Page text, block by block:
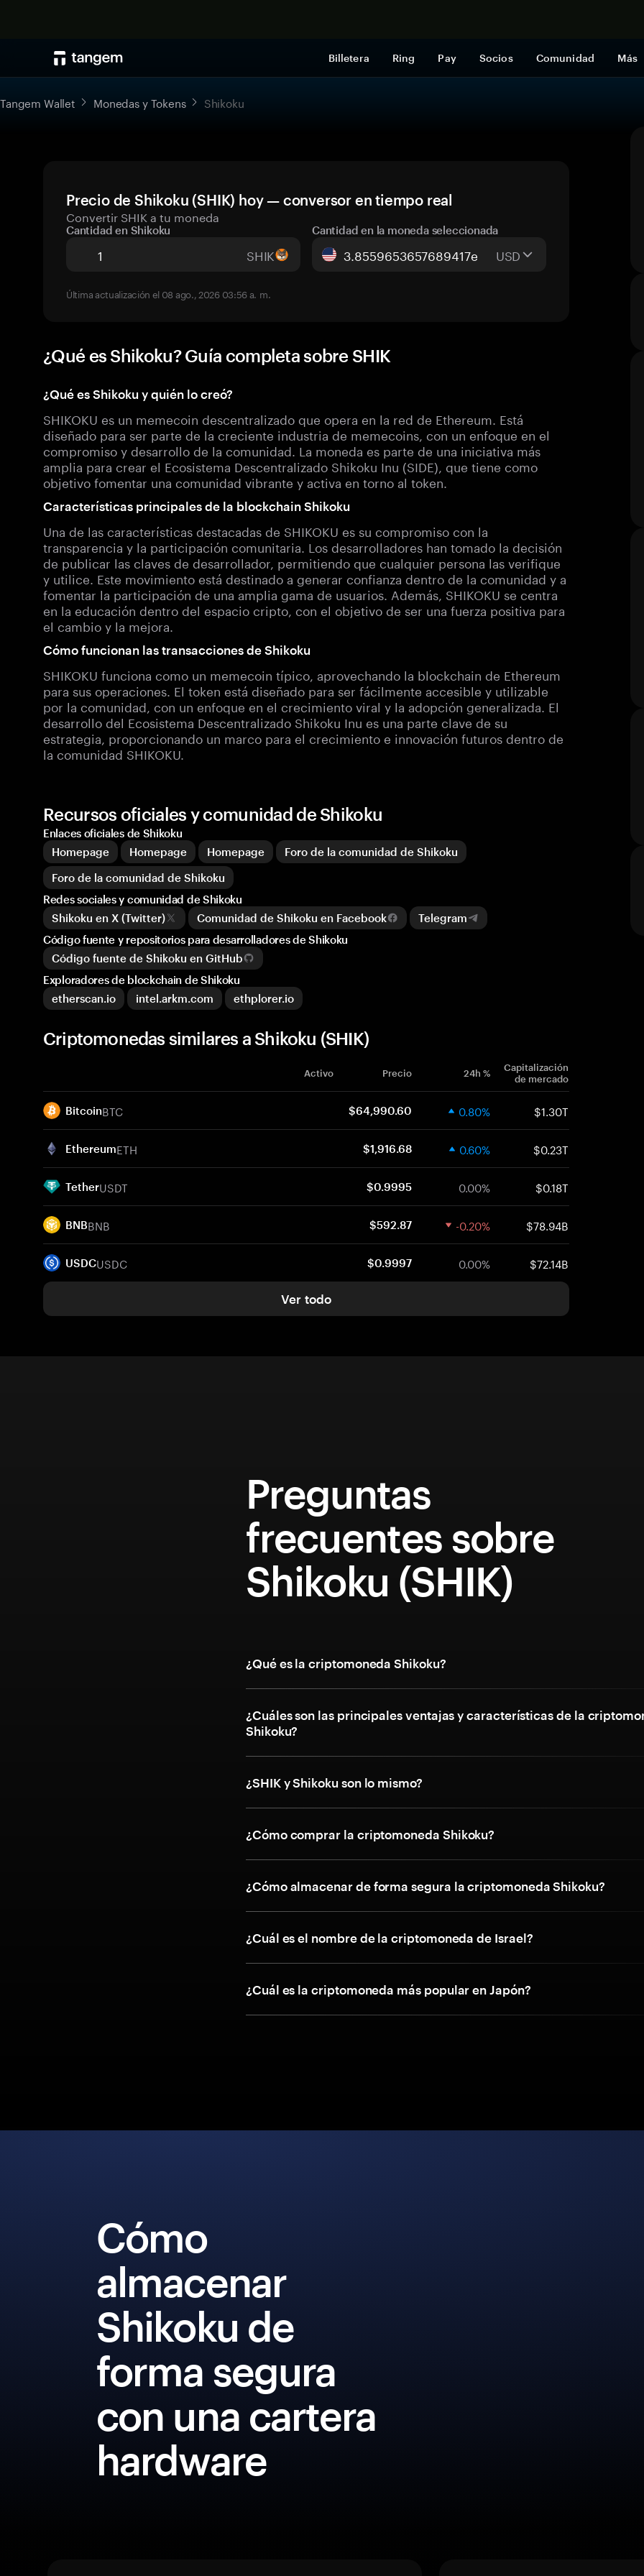
Billetera Ring Pay Socios Comunidad Más
Tangem Wallet Monedas y Tokens Shikoku
Precio de Shikoku (SHIK) hoy — conversor en tiempo real
Convertir SHIK a tu moneda
Cantidad en Shikoku
SHIK
Cantidad en la moneda seleccionada
USD
Última actualización el 08 ago., 2026 03:56 a. m.
¿Qué es Shikoku? Guía completa sobre SHIK
¿Qué es Shikoku y quién lo creó?
SHIKOKU es un memecoin descentralizado que opera en la red de Ethereum. Está
diseñado para ser parte de la creciente industria de memecoins, con un enfoque en el
compromiso y desarrollo de la comunidad. La moneda es parte de una iniciativa más
amplia para crear el Ecosistema Descentralizado Shikoku Inu (SIDE), que tiene como
objetivo fomentar una comunidad vibrante y activa en torno al token.
Características principales de la blockchain Shikoku
Una de las características destacadas de SHIKOKU es su compromiso con la
transparencia y la participación comunitaria. Los desarrolladores han tomado la decisión
de publicar las claves de desarrollador, permitiendo que cualquier persona las verifique
y utilice. Este movimiento está destinado a generar confianza dentro de la comunidad y a
fomentar la participación de una amplia gama de usuarios. Además, SHIKOKU se centra
en la educación dentro del espacio cripto, con el objetivo de ser una fuerza positiva para
el cambio y la mejora.
Cómo funcionan las transacciones de Shikoku
SHIKOKU funciona como un memecoin típico, aprovechando la blockchain de Ethereum
para sus operaciones. El token está diseñado para ser fácilmente accesible y utilizable
por la comunidad, con un enfoque en el crecimiento viral y la adopción generalizada. El
desarrollo del Ecosistema Descentralizado Shikoku Inu es una parte clave de su
estrategia, proporcionando un marco para el crecimiento e innovación futuros dentro de
la comunidad SHIKOKU.
Recursos oficiales y comunidad de Shikoku
Enlaces oficiales de Shikoku
Homepage
Homepage Homepage
Foro de la comunidad de Shikoku
Foro de la comunidad de Shikoku
Redes sociales y comunidad de Shikoku
Shikoku en X (Twitter)
Comunidad de Shikoku en Facebook
Telegram
Código fuente y repositorios para desarrolladores de Shikoku
Código fuente de Shikoku en GitHub
Exploradores de blockchain de Shikoku
etherscan.io
intel.arkm.com ethplorer.io
Criptomonedas similares a Shikoku (SHIK)
Activo Precio 24h %
Capitalización
de mercado
BitcoinBTC $64,990.60 0.80% $1.30T
EthereumETH $1,916.68 0.60% $0.23T
TetherUSDT $0.9995 0.00% $0.18T
BNBBNB $592.87 -0.20% $78.94B
USDCUSDC $0.9997 0.00% $72.14B
Ver todo
Preguntas
frecuentes sobre
Shikoku (SHIK)
¿Qué es la criptomoneda Shikoku?
¿Cuáles son las principales ventajas y características de la
Shikoku?
¿SHIK y Shikoku son lo mismo?
¿Cómo comprar la criptomoneda Shikoku?
¿Cómo almacenar de forma segura la criptomoneda Shikoku?
¿Cuál es el nombre de la criptomoneda de Israel?
¿Cuál es la criptomoneda más popular en Japón?
Cómo
almacenar
Shikoku de
forma segura
con una cartera
hardware